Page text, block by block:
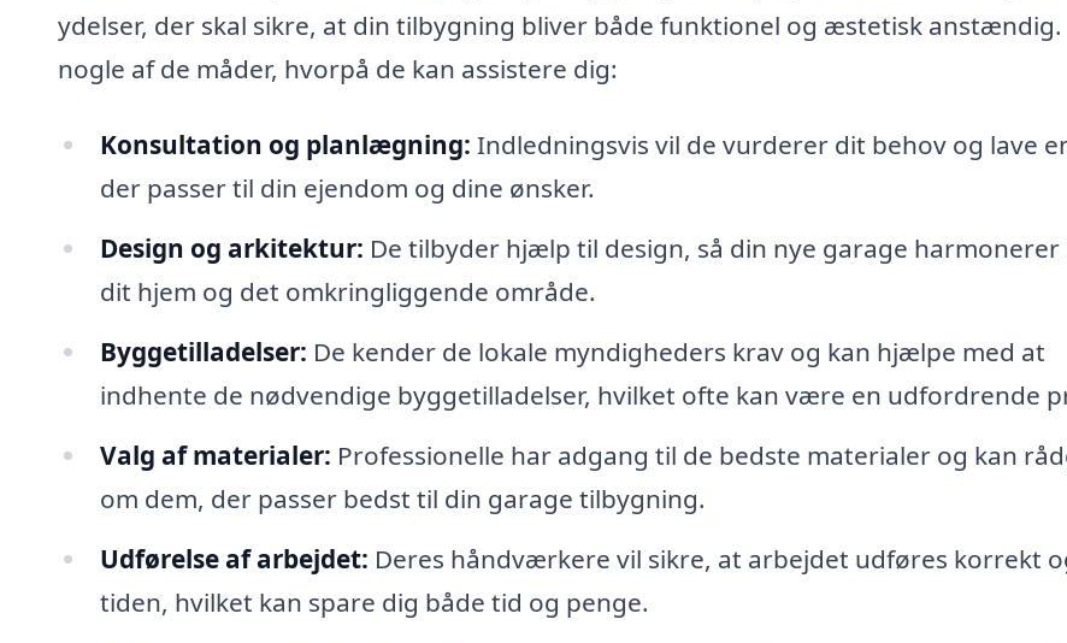
ydelser, der skal sikre, at din tilbygning bliver både funktionel og æstetisk
nogle af de måder, hvorpå de kan assistere dig:
Konsultation og planlægning: Indledningsvis vil de vurderer dit behov og lave
der passer til din ejendom og dine ønsker.
Design og arkitektur: De tilbyder hjælp til design, så din nye garage harmonerer
dit hjem og det omkringliggende område.
Byggetilladelser: De kender de lokale myndigheders krav og kan hjælpe med at
indhente de nødvendige byggetilladelser, hvilket ofte kan være en udfordrende
Valg af materialer: Professionelle har adgang til de bedste materialer og kan
om dem, der passer bedst til din garage tilbygning.
Udførelse af arbejdet: Deres håndværkere vil sikre, at arbejdet udføres korrekt
tiden, hvilket kan spare dig både tid og penge.